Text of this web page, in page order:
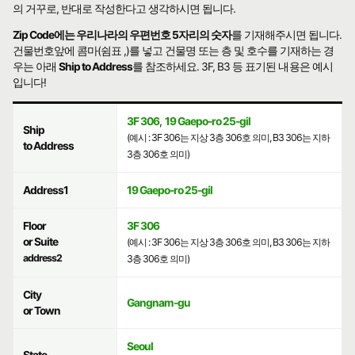
의 거꾸로, 반대로 작성한다고 생각하시면 됩니다.
Zip Code에는 우리나라의 우편번호 5자리의 숫자를 기재해주시면 됩니다.
건물번호앞에 콤마(쉼표 ,)를 넣고 건물명 또는 층 및 호수를 기재하는 경
우는 아래Ship to Address를 참조하세요. 3F, B3 등 표기된 내용은 예시
입니다!
Ship
to Address
3F 306, 19 Gaepo-ro 25-gil
(예시 : 3F 306는 지상 3층 306호 의미, B3 306는 지하
3층 306호 의미)
Address1 19 Gaepo-ro 25-gil
Floor
or Suite
address2
3F 306
(예시 : 3F 306는 지상 3층 306호 의미, B3 306는 지하
3층 306호 의미)
City
or Town
Gangnam-gu
Seoul